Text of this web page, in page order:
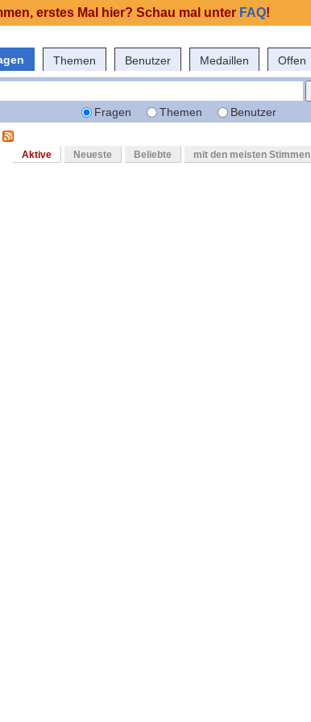
Themen Benutzer Medaillen Offen
Fragen Themen Benutzer
Aktive Neueste Beliebte mit den meisten Stimmen
erstes Mal hier? Schau mal unter FAQ!